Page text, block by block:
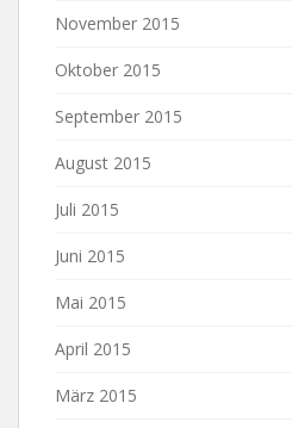
November 2015
Oktober 2015
September 2015
August 2015
Juli 2015
Juni 2015
Mai 2015
April 2015
März 2015